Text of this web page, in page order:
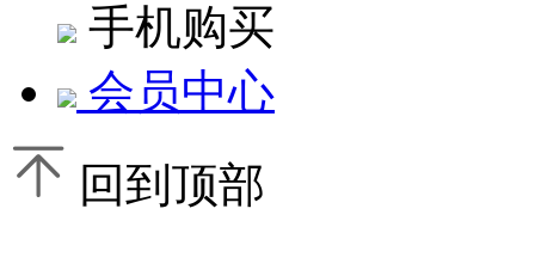
手机购买
会员中心
回到顶部